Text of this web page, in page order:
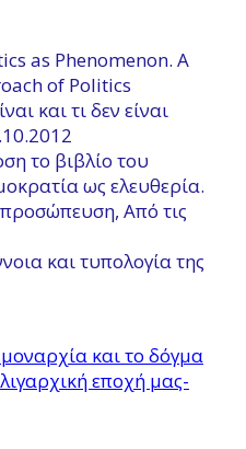
as Phenomenon. A
of Politics
και τι δεν είναι
το βιβλίο του
ως ελευθερία.
Από τις
και τυπολογία της
και το δόγμα
εποχή μας-